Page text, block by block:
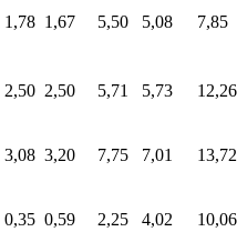
1,78 1,67 5,50 5,08
7,85
2,50 2,50 5,71 5,73
12,26
3,08 3,20 7,75 7,01 13,72
0,35 0,59 2,25 4,02
10,06